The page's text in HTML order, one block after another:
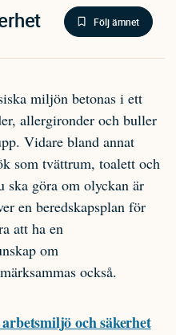
Följ ämnet
miljön betonas i ett
allergironder och buller
Vidare bland annat
som tvättrum, toalett och
ska göra om olyckan är
en beredskapsplan för
att ha en
om
också.
och säkerhet